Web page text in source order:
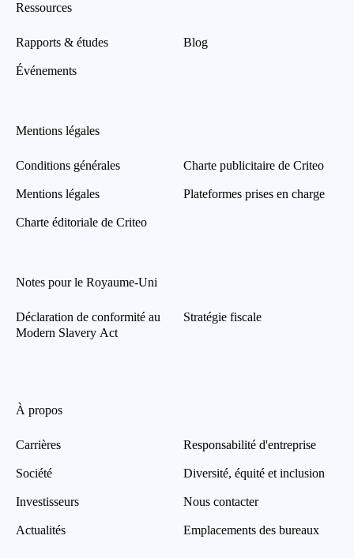
Ressources
Rapports & études
Événements
Blog
Mentions légales
Conditions générales
Mentions légales
Charte éditoriale de Criteo
Charte publicitaire de Criteo
Plateformes prises en charge
Notes pour le Royaume-Uni
Déclaration de conformité au
Modern Slavery Act
Stratégie fiscale
À propos
Carrières
Société
Investisseurs
Actualités
Responsabilité d'entreprise
Diversité, équité et inclusion
Nous contacter
Emplacements des bureaux